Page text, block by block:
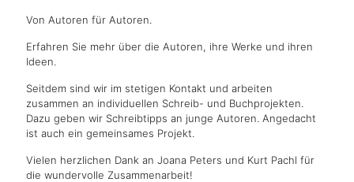
Von Autoren für Autoren.
Erfahren Sie mehr über die Autoren, ihre Werke und ihren
Ideen.
Seitdem sind wir im stetigen Kontakt und arbeiten
zusammen an individuellen Schreib- und Buchprojekten.
Dazu geben wir Schreibtipps an junge Autoren. Angedacht
ist auch ein gemeinsames Projekt.
Vielen herzlichen Dank an Joana Peters und Kurt Pachl für
die wundervolle Zusammenarbeit!